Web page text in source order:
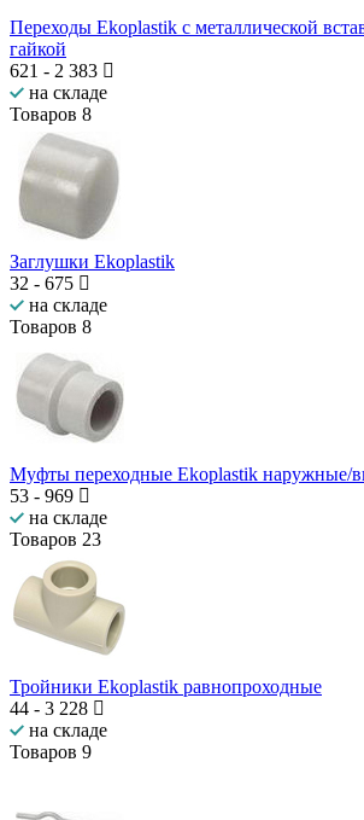
Переходы Ekoplastik с металлической
гайкой
621 - 2 383
на складе
Товаров 8
Заглушки Ekoplastik
32 - 675
на складе
Товаров 8
Муфты переходные Ekoplastik наружные/
53 - 969
на складе
Товаров 23
Тройники Ekoplastik равнопроходные
44 - 3 228
на складе
Товаров 9